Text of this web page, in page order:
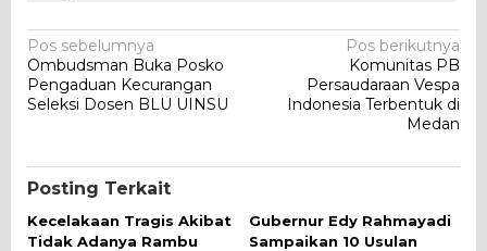
Navigasi
pos
Pos sebelumnya
Ombudsman Buka Posko
Pengaduan Kecurangan
Seleksi Dosen BLU UINSU
Pos berikutnya
Komunitas PB
Persaudaraan Vespa
Indonesia Terbentuk di
Medan
Posting Terkait
Kecelakaan Tragis Akibat
Tidak Adanya Rambu
Gubernur Edy Rahmayadi
Sampaikan 10 Usulan